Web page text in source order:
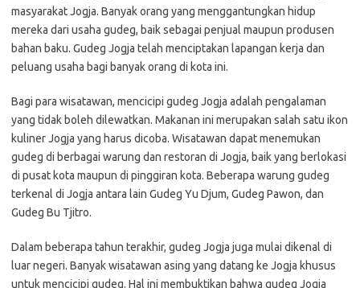
masyarakat Jogja. Banyak orang yang menggantungkan hidup
mereka dari usaha gudeg, baik sebagai penjual maupun produsen
bahan baku. Gudeg Jogja telah menciptakan lapangan kerja dan
peluang usaha bagi banyak orang di kota ini.
Bagi para wisatawan, mencicipi gudeg Jogja adalah pengalaman
yang tidak boleh dilewatkan. Makanan ini merupakan salah satu ikon
kuliner Jogja yang harus dicoba. Wisatawan dapat menemukan
gudeg di berbagai warung dan restoran di Jogja, baik yang berlokasi
di pusat kota maupun di pinggiran kota. Beberapa warung gudeg
terkenal di Jogja antara lain Gudeg Yu Djum, Gudeg Pawon, dan
Gudeg Bu Tjitro.
Dalam beberapa tahun terakhir, gudeg Jogja juga mulai dikenal di
luar negeri. Banyak wisatawan asing yang datang ke Jogja khusus
untuk mencicipi gudeg. Hal ini membuktikan bahwa gudeg Jogja